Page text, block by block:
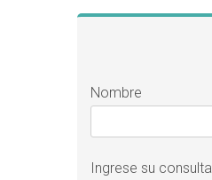
Nombre
Ingrese su consulta